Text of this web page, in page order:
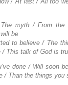
myth / From the
be
to believe / The
/ This talk of God is
done / Will soon
/ Than the things you